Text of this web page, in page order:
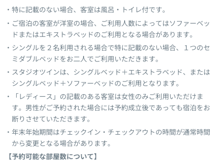
特に記載のない場合、客室は風呂・トイレ付です。
ご宿泊の客室が洋室の場合、ご利用人数によってはソファーベッ
ドまたはエキストラベッドのご利用となる場合があります。
シングルを２名利用される場合で特に記載のない場合、１つのセ
ミダブルベッドをお二人でご利用いただきます。
スタジオツインは、シングルベッド＋エキストラベッド、または
シングルベッド＋ソファーベッドのご利用となります。
「レディース」の記載のある客室は女性のみご利用いただけま
す。男性がご予約された場合には予約成立後であっても宿泊をお
断りさせていただきます。
年末年始期間はチェックイン・チェックアウトの時間が通常時間
から変更となる場合があります。
【予約可能な部屋数について】